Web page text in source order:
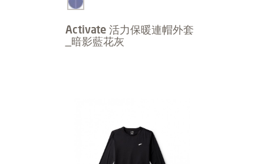
Activate 活力保暖連帽外套
_暗影藍花灰